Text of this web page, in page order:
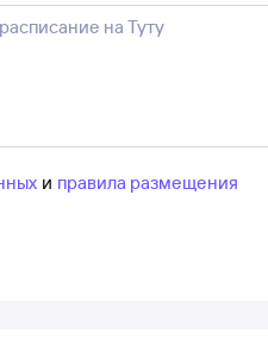
и правила размещения